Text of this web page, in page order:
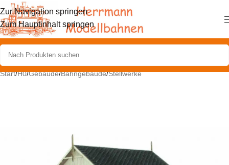
Zur Navigation springen
Zum Hauptinhalt springen
Start/H0/Gebäude/Bahngebäude/Stellwerke